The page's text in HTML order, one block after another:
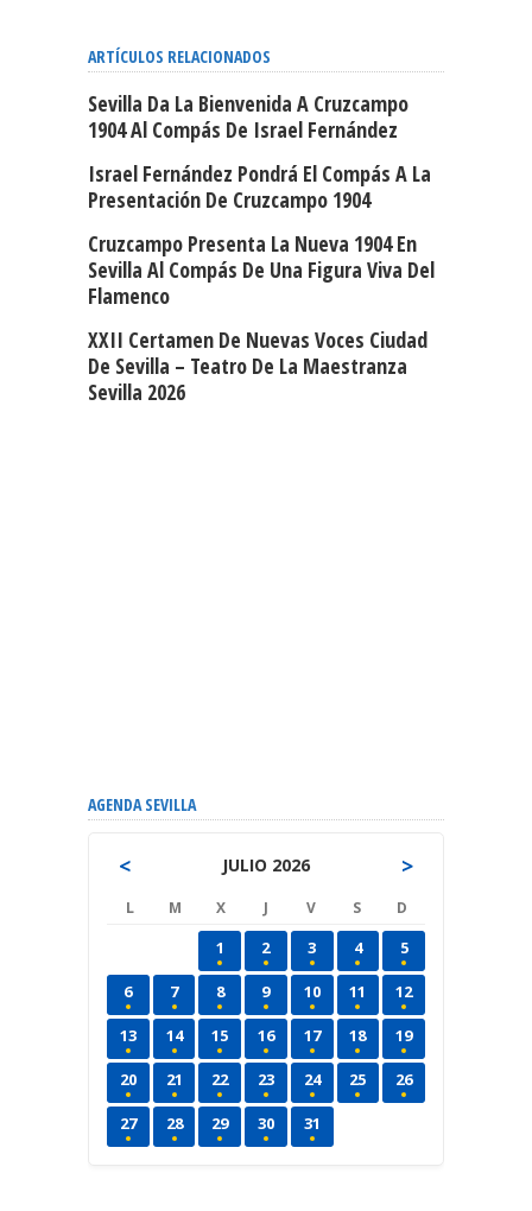
ARTÍCULOS RELACIONADOS
Sevilla Da La Bienvenida A Cruzcampo
1904 Al Compás De Israel Fernández
Israel Fernández Pondrá El Compás A La
Presentación De Cruzcampo 1904
Cruzcampo Presenta La Nueva 1904 En
Sevilla Al Compás De Una Figura Viva Del
Flamenco
XXII Certamen De Nuevas Voces Ciudad
De Sevilla – Teatro De La Maestranza
Sevilla 2026
AGENDA SEVILLA
< JULIO 2026 >
L M X J V S D
1 2 3 4 5
6 7 8 9 10 11 12
13 14 15 16 17 18 19
20 21 22 23 24 25 26
27 28 29 30 31